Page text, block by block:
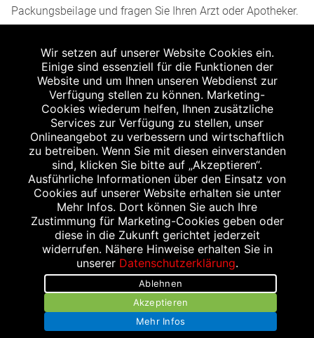
Packungsbeilage und fragen Sie Ihren Arzt oder Apotheker.
Apothekenerstattungspreis (AEP). Der AEP ist keine
unverbindliche Preisempfehlung der Hersteller. Der AEP ist
ein von den Apotheken in Ansatz gebrachter Preis für
rezeptfreie Arzneimittel. Er entspricht in der Höhe dem für
Apotheken verbindlichen Abgabepreis, zu dem eine
Apotheke in bestimmten Fällen (z.B. bei Kindern unter 12
Jahren) das Produkt mit der gesetzlichen
Krankenversicherung abrechnet. Der AEP ist der allgemeine
Erstattungspreis im Falle einer Kostenübernahme durch die
gesetzlichen Krankenkassen, vor Abzug eines
Zwangsrabattes (zur Zeit 5%) nach §130 Abs. 1 SGB V.
Unverbindliche Preisempfehlung des Herstellers (UVP).
powered by apovena.de
Wir setzen auf unserer Website Cookies ein.
Einige sind essenziell für die Funktionen der
Website und um Ihnen unseren Webdienst zur
Verfügung stellen zu können. Marketing-
Cookies wiederum helfen, Ihnen zusätzliche
Services zur Verfügung zu stellen, unser
Onlineangebot zu verbessern und wirtschaftlich
zu betreiben. Wenn Sie mit diesen einverstanden
sind, klicken Sie bitte auf „Akzeptieren“.
Ausführliche Informationen über den Einsatz von
Cookies auf unserer Website erhalten sie unter
Mehr Infos. Dort können Sie auch Ihre
Zustimmung für Marketing-Cookies geben oder
diese in die Zukunft gerichtet jederzeit
widerrufen. Nähere Hinweise erhalten Sie in
unserer Datenschutzerklärung.
Ablehnen
Akzeptieren
Mehr Infos